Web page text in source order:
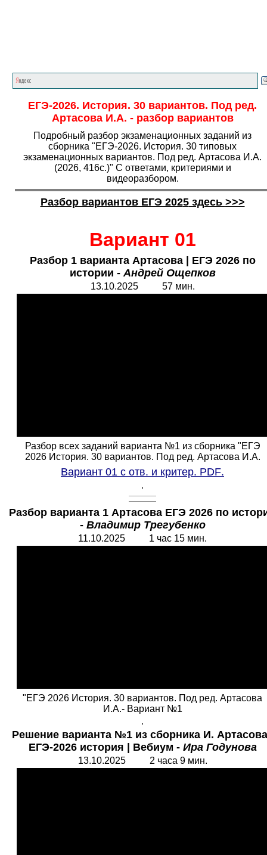
ЕГЭ-2026. История. 30 вариантов. Под ред.
Артасова И.А. - разбор вариантов
Подробный разбор экзаменационных заданий из
сборника "ЕГЭ-2026. История. 30 типовых
экзаменационных вариантов. Под ред. Артасова И.А.
(2026, 416с.)" С ответами, критериями и
видеоразбором.
Разбор вариантов ЕГЭ 2025здесь >>>
Вариант 01
Разбор 1 варианта Артасова
ЕГЭ 2026 по
истории -Андрей Ощепков
13.10.2025 57 мин.
Разбор всех заданий варианта №1 из сборника "ЕГЭ
2026 История. 30 вариантов. Под ред. Артасова И.А.
Вариант 01 с отв. и критер. PDF.
.
Разбор варианта 1 Артасова ЕГЭ 2026 по
- Владимир Трегубенко
11.10.2025 1 час 15 мин.
"ЕГЭ 2026 История. 30 вариантов. Под ред. Артасова
И.А.- Вариант №1
.
Решение варианта №1 из сборника И.
ЕГЭ-2026 история
Вебиум - Ира Годунова
13.10.2025 2 часа 9 мин.